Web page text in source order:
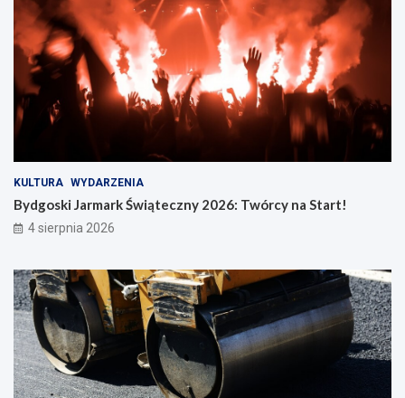
KULTURA WYDARZENIA
Bydgoski Jarmark Świąteczny 2026: Twórcy na Start!
4 sierpnia 2026